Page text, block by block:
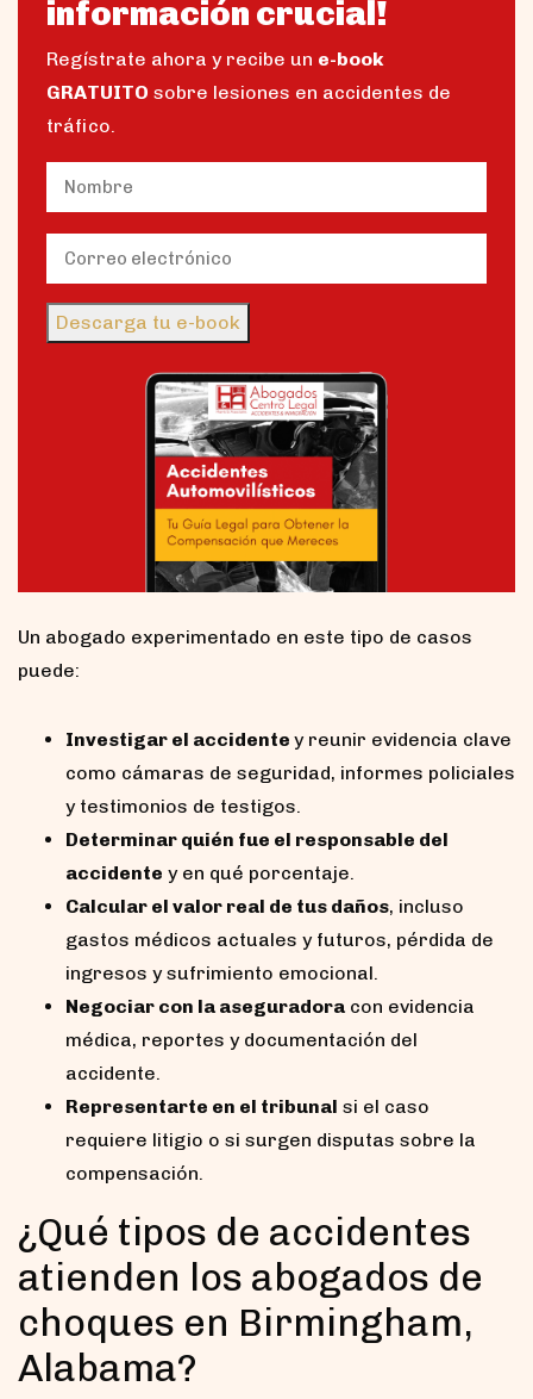
información crucial!
Regístrate ahora y recibe un e-book
GRATUITO sobre lesiones en accidentes de
tráfico.
Name (Obligatorio)
Nombre
Email (Obligatorio)
Descarga tu e-book
Un abogado experimentado en este tipo de casos
puede:
Investigar el accidente y reunir evidencia clave
como cámaras de seguridad, informes policiales
y testimonios de testigos.
Determinar quién fue el responsable del
accidente y en qué porcentaje.
Calcular el valor real de tus daños, incluso
gastos médicos actuales y futuros, pérdida de
ingresos y sufrimiento emocional.
Negociar con la aseguradora con evidencia
médica, reportes y documentación del
accidente.
Representarte en el tribunal si el caso
requiere litigio o si surgen disputas sobre la
compensación.
¿Qué tipos de accidentes
atienden los abogados de
choques en Birmingham,
Alabama?